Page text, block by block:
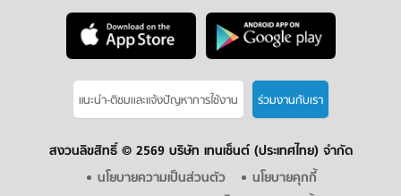
แนะนำ-ติชมเเละแจ้งปัญหาการใช้งาน ร่วมงานกับเรา
สงวนลิขสิทธิ์ © 2569 บริษัท เทนเซ็นต์ (ประเทศไทย) จำกัด
นโยบายความเป็นส่วนตัว
นโยบายคุกกี้